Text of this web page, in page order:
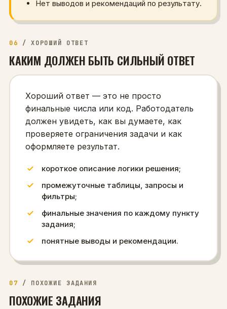
Нет выводов и рекомендаций по результату.
06 /ХОРОШИЙ ОТВЕТ
КАКИМ ДОЛЖЕН БЫТЬ СИЛЬНЫЙ ОТВЕТ
Хороший ответ — это не просто
финальные числа или код. Работодатель
должен увидеть, как вы думаете, как
проверяете ограничения задачи и как
оформляете результат.
короткое описание логики решения;
промежуточные таблицы, запросы и
фильтры;
финальные значения по каждому пункту
задания;
понятные выводы и рекомендации.
07 / ПОХОЖИЕ ЗАДАНИЯ
ПОХОЖИЕ ЗАДАНИЯ